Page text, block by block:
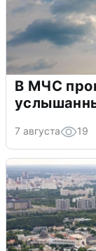
В МЧС
7 августа 19